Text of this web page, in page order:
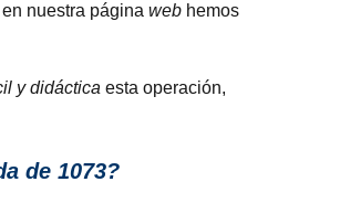
nuestra página web hemos
y didáctica esta operación,
de 1073?